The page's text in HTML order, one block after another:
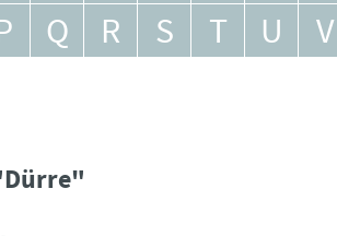
Q R S T U V